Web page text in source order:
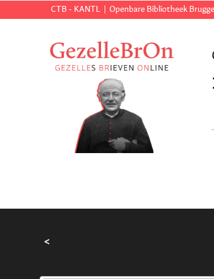
CTB - KANTL Openbare Bibliotheek
<